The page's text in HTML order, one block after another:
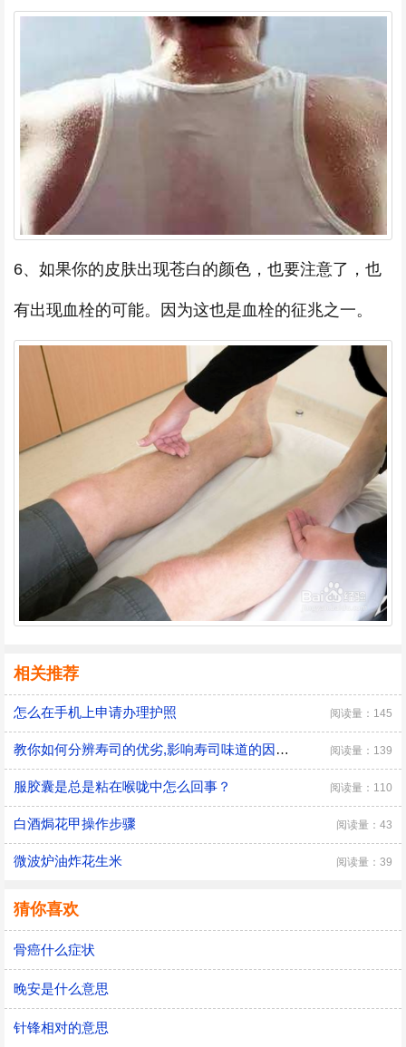
6、如果你的皮肤出现苍白的颜色，也要注意了，也
有出现血栓的可能。因为这也是血栓的征兆之一。
相关推荐
怎么在手机上申请办理护照 阅读量：145
教你如何分辨寿司的优劣,影响寿司味道的因素？ 阅读量：139
服胶囊是总是粘在喉咙中怎么回事？ 阅读量：110
白酒焗花甲操作步骤 阅读量：43
微波炉油炸花生米 阅读量：39
猜你喜欢
骨癌什么症状
晚安是什么意思
针锋相对的意思